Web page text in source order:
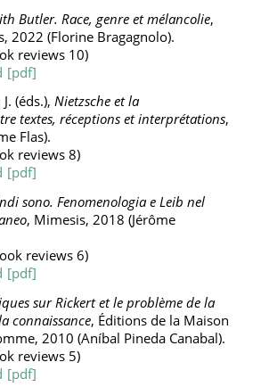
Butler. Race, genre et mélancolie,
2022 (Florine Bragagnolo).
reviews 10)
(éds.), Nietzsche et la
textes, réceptions et interprétations,
Flas).
reviews 8)
sono. Fenomenologia e Leib nel
, Mimesis, 2018 (Jérôme
reviews 6)
sur Rickert et le problème de la
connaissance, Éditions de la Maison
2010 (Aníbal Pineda Canabal).
reviews 5)